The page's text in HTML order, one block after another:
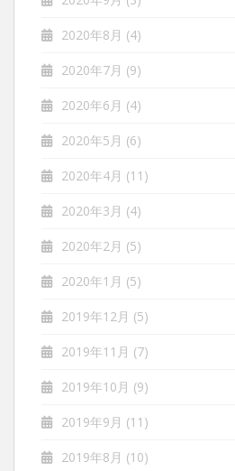
2020年8月 (4)
2020年7月 (9)
2020年6月 (4)
2020年5月 (6)
2020年4月 (11)
2020年3月 (4)
2020年2月 (5)
2020年1月 (5)
2019年12月 (5)
2019年11月 (7)
2019年10月 (9)
2019年9月 (11)
2019年8月 (10)